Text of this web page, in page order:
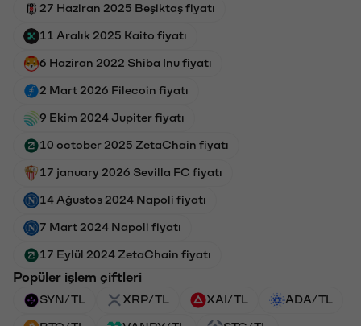
27 Haziran 2025 Beşiktaş fiyatı
11 Aralık 2025 Kaito fiyatı
6 Haziran 2022 Shiba Inu fiyatı
2 Mart 2026 Filecoin fiyatı
9 Ekim 2024 Jupiter fiyatı
10 october 2025 ZetaChain fiyatı
17 january 2026 Sevilla FC fiyatı
14 Ağustos 2024 Napoli fiyatı
7 Mart 2024 Napoli fiyatı
17 Eylül 2024 ZetaChain fiyatı
Popüler işlem çiftleri
SYN/TL XRP/TL XAI/TL ADA/TL